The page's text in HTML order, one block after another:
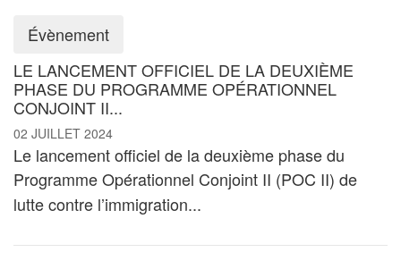
Évènement
LE LANCEMENT OFFICIEL DE LA DEUXIÈME
PHASE DU PROGRAMME OPÉRATIONNEL
CONJOINT II...
02 JUILLET 2024
Le lancement officiel de la deuxième phase du
Programme Opérationnel Conjoint II (POC II) de
lutte contre l’immigration...